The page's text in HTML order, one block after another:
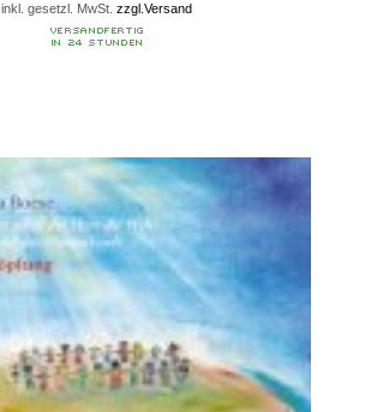
inkl. gesetzl. MwSt.zzgl.Versand